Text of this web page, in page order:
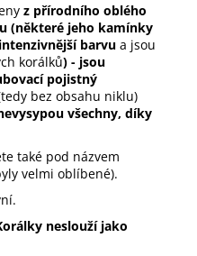
z přírodního oblého
(některé jeho kamínky
barvu a jsou
korálků) - jsou
pojistný
bez obsahu niklu)
všechny, díky
také pod názvem
velmi oblíbené).
neslouží jako